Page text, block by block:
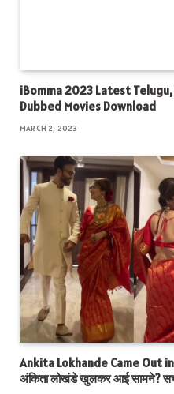
iBomma 2023 Latest
Dubbed Movies Download
MARCH 2, 2023
Ankita Lokhande Came Out
अंकिता लोखंडे खुलकर आई सामने?